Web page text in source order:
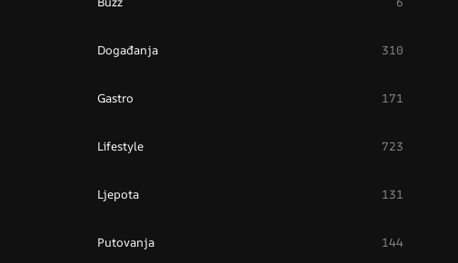
Događanja 310
Gastro 171
Lifestyle 723
Ljepota 131
Putovanja 144